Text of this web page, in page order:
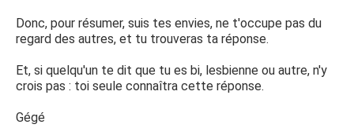
Donc, pour résumer, suis tes envies, ne t'occupe pas du
regard des autres, et tu trouveras ta réponse.
Et, si quelqu'un te dit que tu es bi, lesbienne ou autre, n'y
crois pas : toi seule connaîtra cette réponse.
Gégé